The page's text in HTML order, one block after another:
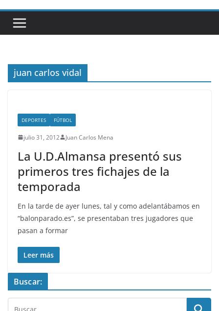
juan carlos vidal
DEPORTES FÚTBOL
julio 31, 2012 Juan Carlos Mena
La U.D.Almansa presentó sus
primeros tres fichajes de la
temporada
En la tarde de ayer lunes, tal y como adelantábamos en
“balonparado.es”, se presentaban tres jugadores que
pasan a formar
Leer más
Buscar: